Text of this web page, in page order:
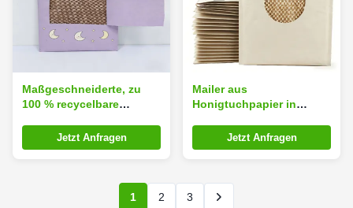
Maßgeschneiderte, zu
100 % recycelbare
Papierversandtasche mit
Honigwaben-
Schutzverpackungen
Jetzt Anfragen
Mailer aus
Honigtuchpapier in
100% recycelbarer
Honigtuchkissenstruktur
Jetzt Anfragen
1 2 3